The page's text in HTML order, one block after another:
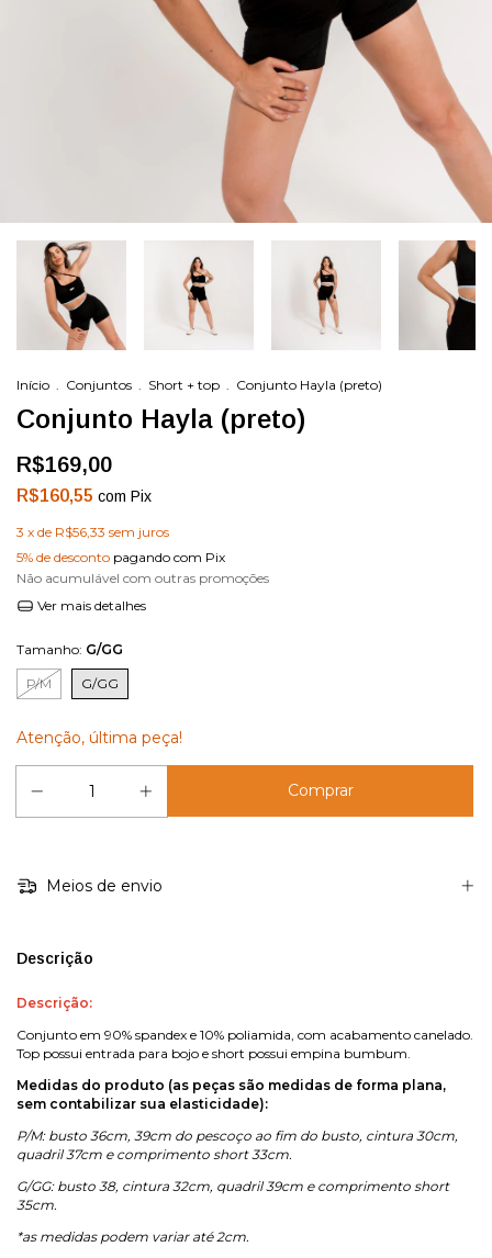
Início . Conjuntos . Short + top . Conjunto Hayla (preto)
Conjunto Hayla (preto)
R$169,00
R$160,55 com Pix
3 x de R$56,33 sem juros
5% de desconto pagando com Pix
Não acumulável com outras promoções
Ver mais detalhes
Tamanho: G/GG
P/M G/GG
Atenção, última peça!
Meios de envio
Descrição
Descrição:
Conjunto em 90% spandex e 10% poliamida, com acabamento canelado.
Top possui entrada para bojo e short possui empina bumbum.
Medidas do produto (as peças são medidas de forma plana,
sem contabilizar sua elasticidade):
P/M: busto 36cm, 39cm do pescoço ao fim do busto, cintura 30cm,
quadril 37cm e comprimento short 33cm.
G/GG: busto 38, cintura 32cm, quadril 39cm e comprimento short
35cm.
*as medidas podem variar até 2cm.